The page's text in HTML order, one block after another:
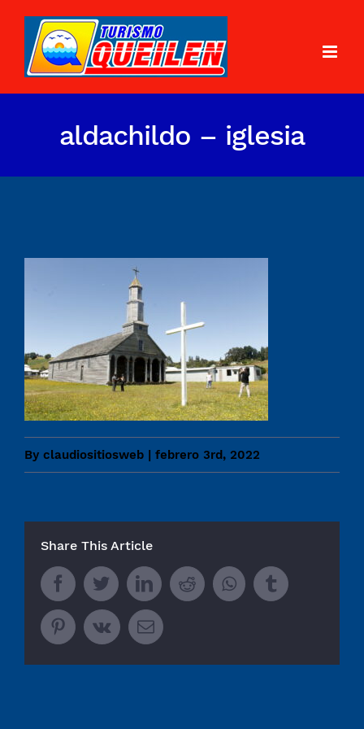
aldachildo – iglesia
By claudiositiosweb | febrero 3rd, 2022
Share This Article